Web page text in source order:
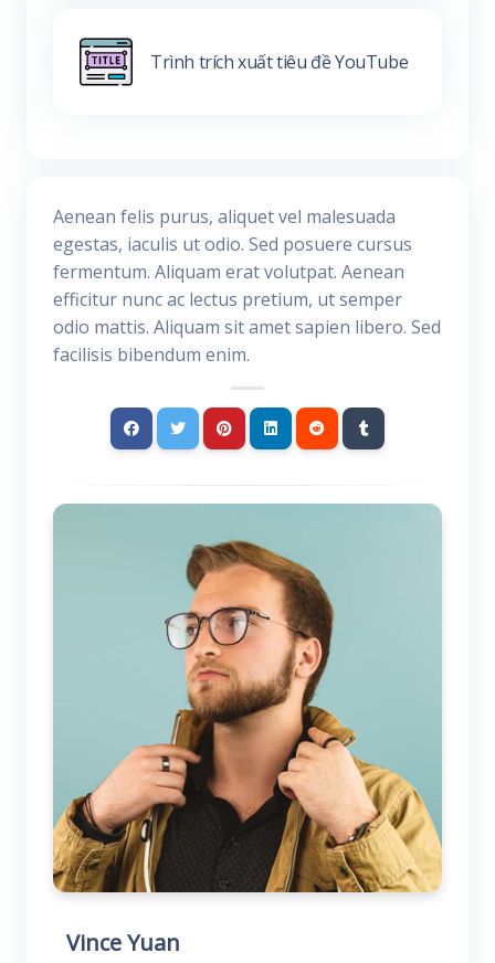
Trình trích xuất tiêu đề YouTube
Aenean felis purus, aliquet vel malesuada
egestas, iaculis ut odio. Sed posuere cursus
fermentum. Aliquam erat volutpat. Aenean
efficitur nunc ac lectus pretium, ut semper
odio mattis. Aliquam sit amet sapien libero. Sed
facilisis bibendum enim.
Vince Yuan